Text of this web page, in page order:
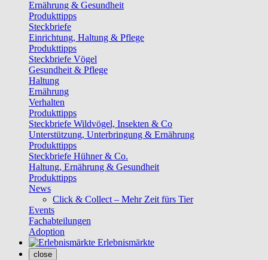
Ernährung & Gesundheit
Produkttipps
Steckbriefe
Einrichtung, Haltung & Pflege
Produkttipps
Steckbriefe Vögel
Gesundheit & Pflege
Haltung
Ernährung
Verhalten
Produkttipps
Steckbriefe Wildvögel, Insekten & Co
Unterstützung, Unterbringung & Ernährung
Produkttipps
Steckbriefe Hühner & Co.
Haltung, Ernährung & Gesundheit
Produkttipps
News
Click & Collect – Mehr Zeit fürs Tier
Events
Fachabteilungen
Adoption
Erlebnismärkte
close